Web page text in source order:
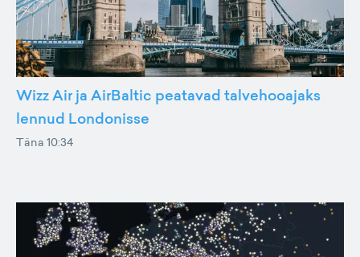
Wizz Air ja AirBaltic peatavad talvehooajaks
lennud Londonisse
Täna 10:34